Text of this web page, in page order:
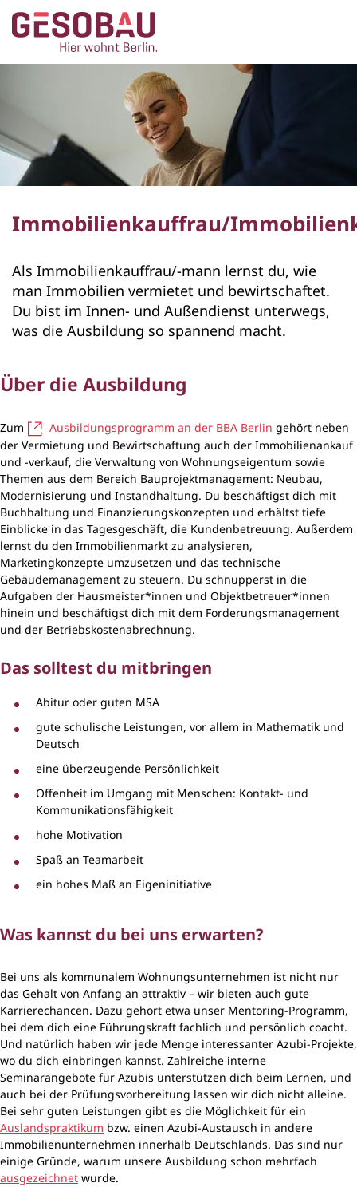
ZUM HAUPTINHALT SPRINGEN
Zur Startseite
Immobilienkauffrau/
Als Immobilienkauffrau/-mann lernst du, wie
man Immobilien vermietet und bewirtschaftet.
Du bist im Innen- und Außendienst unterwegs,
was die Ausbildung so spannend macht.
Über die Ausbildung
Zum Ausbildungsprogramm an der BBA Berlin gehört neben
der Vermietung und Bewirtschaftung auch der Immobilienankauf
und -verkauf, die Verwaltung von Wohnungseigentum sowie
Themen aus dem Bereich Bauprojektmanagement: Neubau,
Modernisierung und Instandhaltung. Du beschäftigst dich mit
Buchhaltung und Finanzierungskonzepten und erhältst tiefe
Einblicke in das Tagesgeschäft, die Kundenbetreuung. Außerdem
lernst du den Immobilienmarkt zu analysieren,
Marketingkonzepte umzusetzen und das technische
Gebäudemanagement zu steuern. Du schnupperst in die
Aufgaben der Hausmeister*innen und Objektbetreuer*innen
hinein und beschäftigst dich mit dem Forderungsmanagement
und der Betriebskostenabrechnung.
Das solltest du mitbringen
Abitur oder guten MSA
gute schulische Leistungen, vor allem in Mathematik und
Deutsch
eine überzeugende Persönlichkeit
Offenheit im Umgang mit Menschen: Kontakt- und
Kommunikationsfähigkeit
hohe Motivation
Spaß an Teamarbeit
ein hohes Maß an Eigeninitiative
Was kannst du bei uns erwarten?
Bei uns als kommunalem Wohnungsunternehmen ist nicht nur
das Gehalt von Anfang an attraktiv – wir bieten auch gute
Karrierechancen. Dazu gehört etwa unser Mentoring-Programm,
bei dem dich eine Führungskraft fachlich und persönlich coacht.
Und natürlich haben wir jede Menge interessanter Azubi-Projekte,
wo du dich einbringen kannst. Zahlreiche interne
Seminarangebote für Azubis unterstützen dich beim Lernen, und
auch bei der Prüfungsvorbereitung lassen wir dich nicht alleine.
Bei sehr guten Leistungen gibt es die Möglichkeit für ein
Auslandspraktikum bzw. einen Azubi-Austausch in andere
Immobilienunternehmen innerhalb Deutschlands. Das sind nur
einige Gründe, warum unsere Ausbildung schon mehrfach
ausgezeichnet wurde.